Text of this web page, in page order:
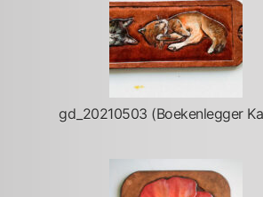
gd_20210503 (Boekenlegger